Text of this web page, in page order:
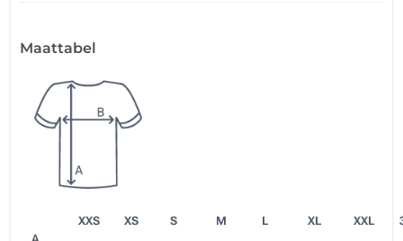
Maattabel
XXS XS S M L XL XXL